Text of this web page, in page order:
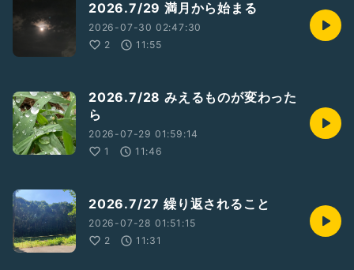
2026.7/29 満月から始まる
2026-07-30 02:47:30
2
11:55
2026.7/28 みえるものが変わった
ら
2026-07-29 01:59:14
1
11:46
2026.7/27 繰り返されること
2026-07-28 01:51:15
2
11:31